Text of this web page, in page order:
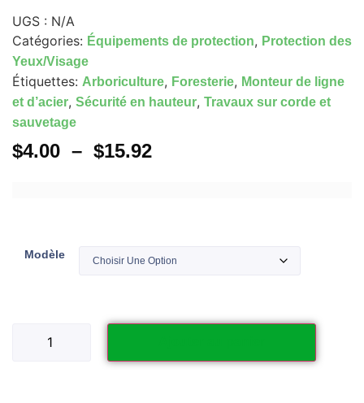
UGS : N/A
Catégories: Équipements de protection, Protection des
Yeux/Visage
Étiquettes: Arboriculture, Foresterie, Monteur de ligne
et d’acier, Sécurité en hauteur, Travaux sur corde et
sauvetage
$4.00 – $15.92
Modèle